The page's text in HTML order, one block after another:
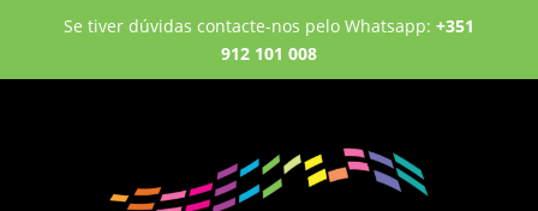
Se tiver dúvidas contacte-nos pelo Whatsapp: +351
912 101 008